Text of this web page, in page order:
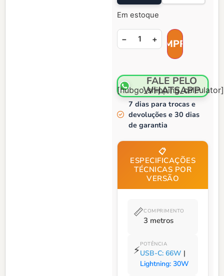
Em estoque
− +
FALE PELO
WHATSAPP
[hubgo_shipping_calculator]
7 dias para trocas e
devoluções e 30 dias
de garantia
📋
ESPECIFICAÇÕES
TÉCNICAS POR
VERSÃO
📏COMPRIMENTO
3 metros
⚡POTÊNCIA
USB-C: 66W |
Lightning: 30W